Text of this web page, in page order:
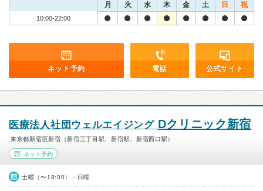
月 火 水 木 金 土 日 祝
10:00-22:00
ネット予約 電話 公式サイト
医療法人社団ウェルエイジング Dクリニック新宿
東京都新宿区新宿（新宿三丁目駅、新宿駅、新宿西口駅）
ネット予約
土曜（〜18:00）・日曜